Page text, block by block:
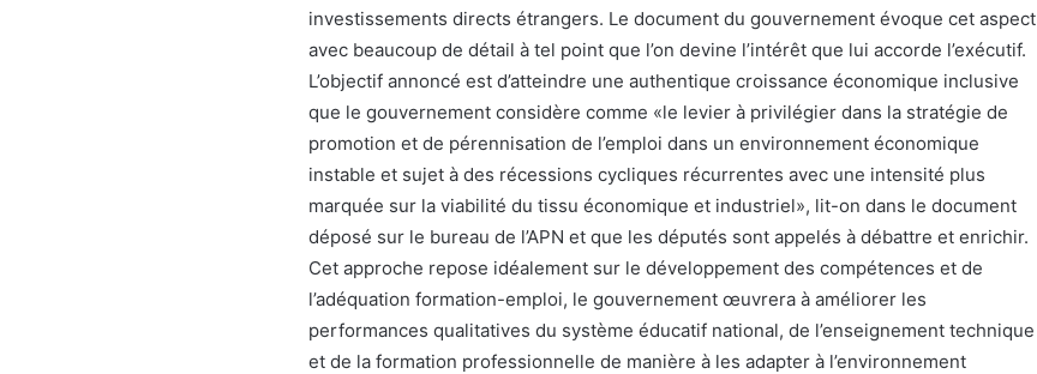
investissements directs étrangers. Le document du gouvernement évoque cet aspect
avec beaucoup de détail à tel point que l’on devine l’intérêt que lui accorde l’exécutif.
L’objectif annoncé est d’atteindre une authentique croissance économique inclusive
que le gouvernement considère comme «le levier à privilégier dans la stratégie de
promotion et de pérennisation de l’emploi dans un environnement économique
instable et sujet à des récessions cycliques récurrentes avec une intensité plus
marquée sur la viabilité du tissu économique et industriel», lit-on dans le document
déposé sur le bureau de l’APN et que les députés sont appelés à débattre et enrichir.
Cet approche repose idéalement sur le développement des compétences et de
l’adéquation formation-emploi, le gouvernement œuvrera à améliorer les
performances qualitatives du système éducatif national, de l’enseignement technique
et de la formation professionnelle de manière à les adapter à l’environnement